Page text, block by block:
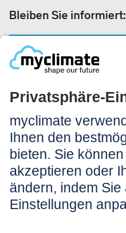
Bleiben Sie informiert:
Rechtliches:
Impressum
Nutzungshinweis
AGB
Datenschutz